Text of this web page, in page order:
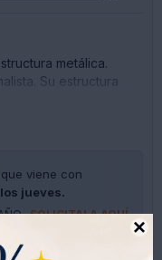

metálica.
Su estructura
no la
que viene con
jueves.
.SOLICITALA AQUÍ